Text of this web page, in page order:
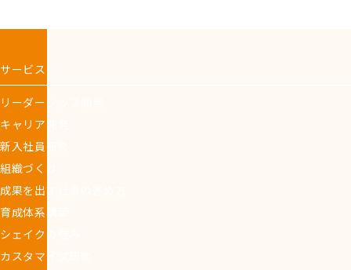
サービス
リーダーシップ開発
キャリア開発
新入社員研修
組織づくり
成果を出す仕事の進め方
育成体系構築
シェイクの強み
カスタマイズ研修